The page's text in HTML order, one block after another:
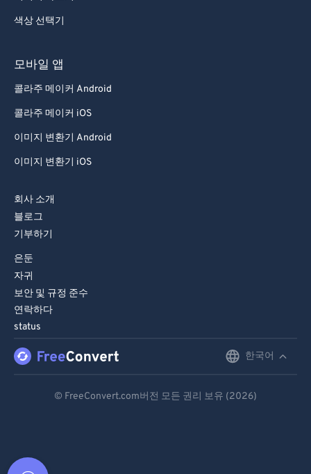
색상 선택기
모바일 앱
콜라주 메이커 Android
콜라주 메이커 iOS
이미지 변환기 Android
이미지 변환기 iOS
회사 소개
블로그
기부하기
은둔
자귀
보안 및 규정 준수
연락하다
status
한국어
© FreeConvert.com버전 모든 권리 보유 (2026)